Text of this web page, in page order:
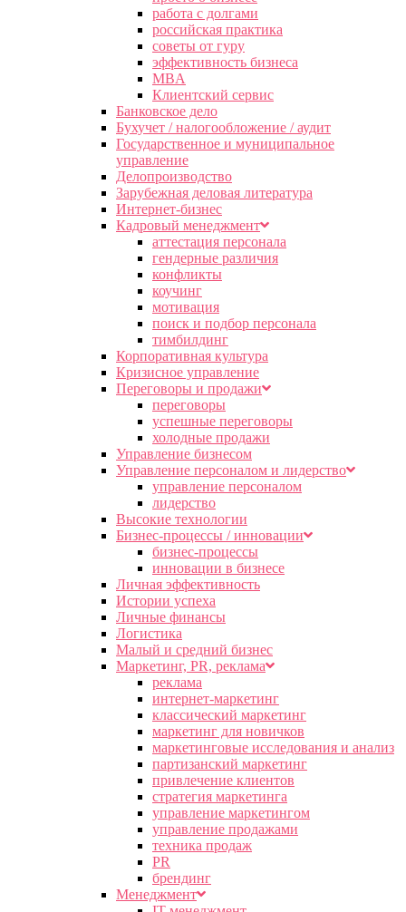
работа с долгами
российская практика
советы от гуру
эффективность бизнеса
MBA
Клиентский сервис
Банковское дело
Бухучет / налогообложение / аудит
Государственное и муниципальное
управление
Делопроизводство
Зарубежная деловая литература
Интернет-бизнес
Кадровый менеджмент
аттестация персонала
гендерные различия
конфликты
коучинг
мотивация
поиск и подбор персонала
тимбилдинг
Корпоративная культура
Кризисное управление
Переговоры и продажи
переговоры
успешные переговоры
холодные продажи
Управление бизнесом
Управление персоналом и лидерство
управление персоналом
лидерство
Высокие технологии
Бизнес-процессы / инновации
бизнес-процессы
инновации в бизнесе
Личная эффективность
Истории успеха
Личные финансы
Логистика
Малый и средний бизнес
Маркетинг, PR, реклама
реклама
интернет-маркетинг
классический маркетинг
маркетинг для новичков
маркетинговые исследования и анализ
партизанский маркетинг
привлечение клиентов
стратегия маркетинга
управление маркетингом
управление продажами
техника продаж
PR
брендинг
Менеджмент